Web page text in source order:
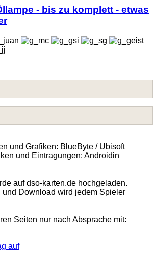
- bis zu komplett - etwas
und Grafiken: BlueByte / Ubisoft
und Eintragungen: Androidin
auf dso-karten.de hochgeladen.
und Download wird jedem Spieler
Seiten nur nach Absprache mit:
auf